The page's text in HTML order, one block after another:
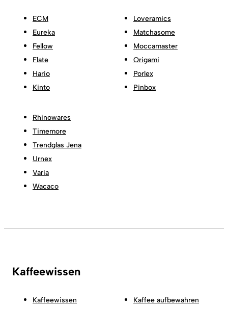
ECM
Eureka
Fellow
Flate
Hario
Kinto
Loveramics
Matchasome
Moccamaster
Origami
Porlex
Pinbox
Rhinowares
Timemore
Trendglas Jena
Urnex
Varia
Wacaco
Kaffeewissen
Kaffeewissen
Kaffee aufbewahren